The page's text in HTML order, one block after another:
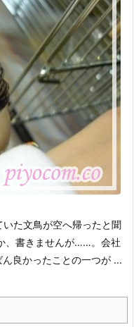
た文鳥が空へ帰ったと聞
、書きませんが……。 会社
良かったことの一つが ...